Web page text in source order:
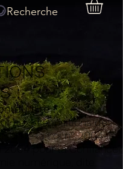
Recherche
:
du site :
aux dispositions des
19 de la Loi n°2004-
2004 pour la Confiance